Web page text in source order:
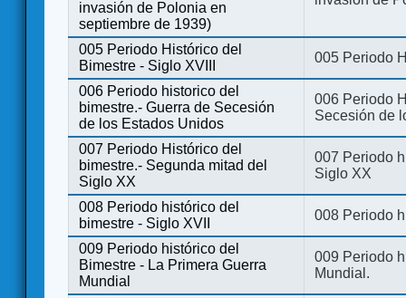
invasión de Polonia en
septiembre de 1939)
005 Periodo Histórico del
Bimestre - Siglo XVIII
005 Periodo
006 Periodo historico del
bimestre.- Guerra de Secesión
de los Estados Unidos
006 Periodo
Secesión de
007 Periodo Histórico del
bimestre.- Segunda mitad del
Siglo XX
007 Periodo
Siglo XX
008 Periodo histórico del
bimestre - Siglo XVII
008 Periodo
009 Periodo histórico del
Bimestre - La Primera Guerra
Mundial
009 Periodo
Mundial.